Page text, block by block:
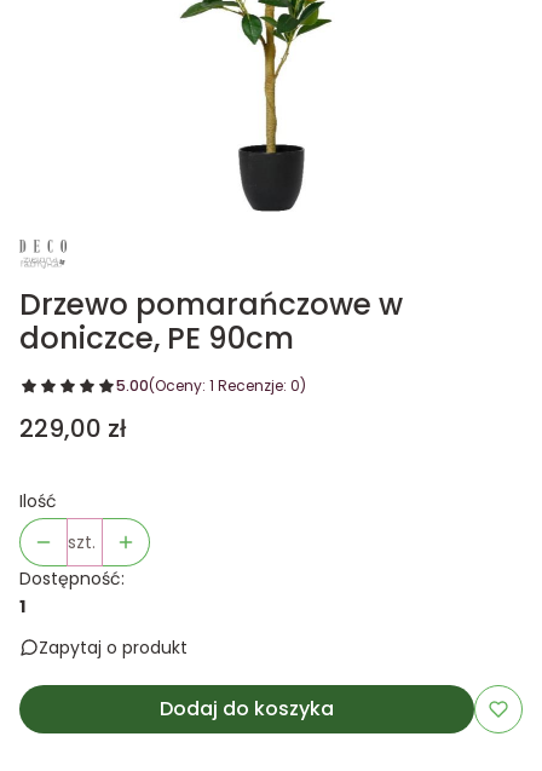
Drzewo pomarańczowe w
doniczce, PE 90cm
5.00(Oceny: 1 Recenzje: 0)
Cena
229,00 zł
Ilość
szt.
Dostępność:
1
Zapytaj o produkt
Dodaj do koszyka